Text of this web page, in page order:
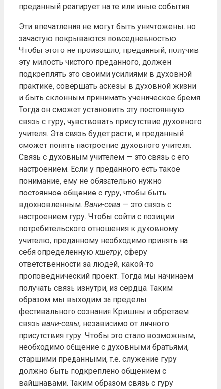
преданный реагирует на те или иные события.
Эти впечатления не могут быть уничтожены, но
зачастую покрываются повседневностью.
Чтобы этого не произошло, преданный, получив
эту милость чистого преданного, должен
подкреплять это своими усилиями в духовной
практике, совершать аскезы в духовной жизни
и быть склонным принимать ученическое бремя.
Тогда он сможет установить эту постоянную
связь с гуру, чувствовать присутствие духовного
учителя. Эта связь будет расти, и преданный
сможет понять настроение духовного учителя.
Связь с духовным учителем — это связь с его
настроением. Если у преданного есть такое
понимание, ему не обязательно нужно
постоянное общение с гуру, чтобы быть
вдохновленным. Вани-сева — это связь с
настроением гуру. Чтобы сойти с позиции
потребительского отношения к духовному
учителю, преданному необходимо принять на
себя определенную кшетру, сферу
ответственности за людей, какой-то
проповеднический проект. Тогда мы начинаем
получать связь изнутри, из сердца. Таким
образом мы выходим за пределы
фестивального сознания Кришны и обретаем
связь вани-севы, независимо от личного
присутствия гуру. Чтобы это стало возможным,
необходимо общение с духовными братьями,
старшими преданными, т.е. служение гуру
должно быть подкреплено общением с
вайшнавами. Таким образом связь с гуру